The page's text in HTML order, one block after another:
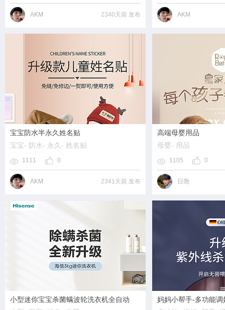
AKM 2340天前 发布 AKM
宝宝防水半永久姓名贴
宝宝- 防水- 永久 - 姓名贴
1111 0
AKM 2341天前 发布
高端母婴用品
母婴- 用品
1105 0
日尧
小型迷你宝宝杀菌螨波轮洗衣机全自动
妈妈小帮手-多功能调